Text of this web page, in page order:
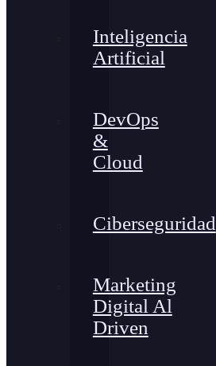
Inteligencia
Artificial
DevOps
&
Cloud
Ciberseguridad
Marketing
Digital Al
Driven